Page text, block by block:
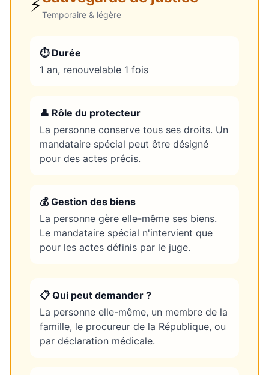
⚡Temporaire & légère
⏱️ Durée
1 an, renouvelable 1 fois
👤 Rôle du protecteur
La personne conserve tous ses droits. Un
mandataire spécial peut être désigné
pour des actes précis.
💰 Gestion des biens
La personne gère elle-même ses biens.
Le mandataire spécial n'intervient que
pour les actes définis par le juge.
📋 Qui peut demander ?
La personne elle-même, un membre de la
famille, le procureur de la République, ou
par déclaration médicale.